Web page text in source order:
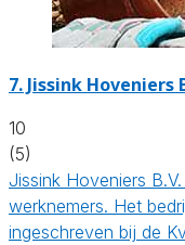
7. Jissink Hoveniers
10
(5)
Jissink Hoveniers
werknemers. Het
ingeschreven bij de